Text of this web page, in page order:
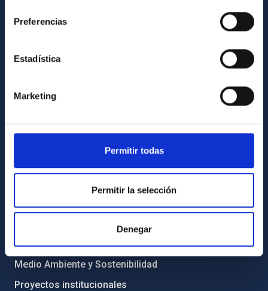
Preferencias
Estadística
Marketing
Permitir todas
Permitir la selección
Denegar
Contacto
Directorio de personal
INFORMACIÓN INSTITUCIONAL
Código ético y política antifraude
Igualdad y diversidad de género
Forever IAC
Medio Ambiente y Sostenibilidad
Proyectos institucionales